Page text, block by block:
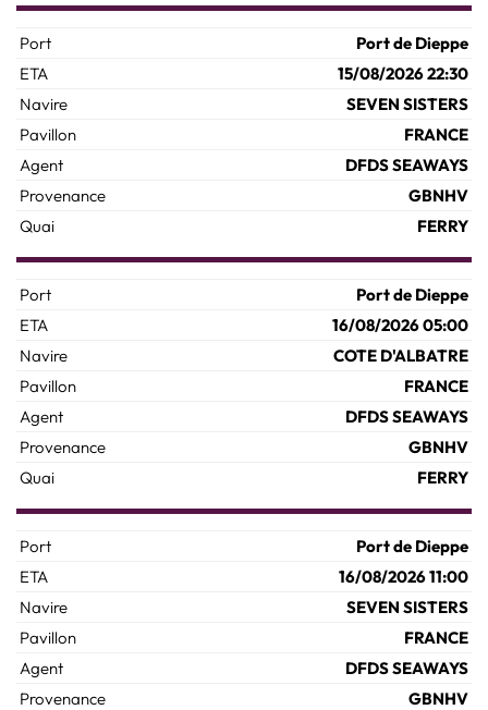
Port de Dieppe
15/08/2026 22:30
SEVEN SISTERS
FRANCE
DFDS SEAWAYS
GBNHV
FERRY
Port de Dieppe
16/08/2026 05:00
COTE D'ALBATRE
FRANCE
DFDS SEAWAYS
GBNHV
FERRY
Port de Dieppe
16/08/2026 11:00
SEVEN SISTERS
FRANCE
DFDS SEAWAYS
GBNHV